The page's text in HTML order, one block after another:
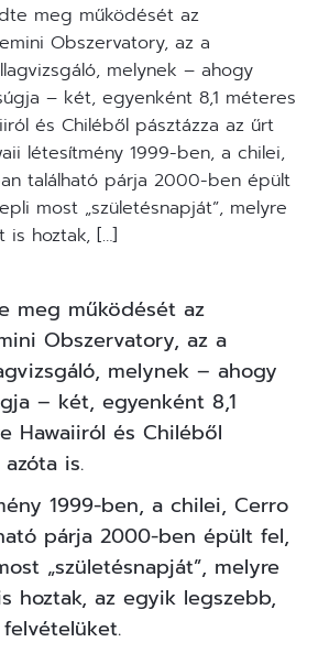
meg működését az
Obszervatory, az a
melynek – ahogy
– két, egyenként 8,1 méteres
és Chiléből pásztázza az űrt
létesítmény 1999-ben, a chilei,
található párja 2000-ben épült
most „születésnapját”, melyre
is hoztak, […]
meg működését az
Obszervatory, az a
melynek – ahogy
– két, egyenként 8,1
Hawaiiról és Chiléből
azóta is.
1999-ben, a chilei, Cerro
párja 2000-ben épült fel,
„születésnapját”, melyre
hoztak, az egyik legszebb,